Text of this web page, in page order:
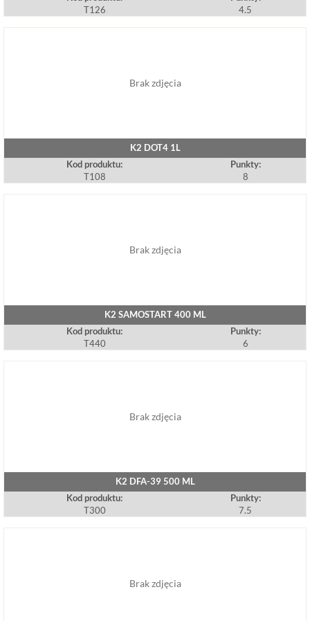
T126
4.5
Brak zdjęcia
K2 DOT4 1L
Kod produktu:
T108
Punkty:
8
Brak zdjęcia
K2 SAMOSTART 400 ML
Kod produktu:
T440
Punkty:
6
Brak zdjęcia
K2 DFA-39 500 ML
Kod produktu:
T300
Punkty:
7.5
Brak zdjęcia